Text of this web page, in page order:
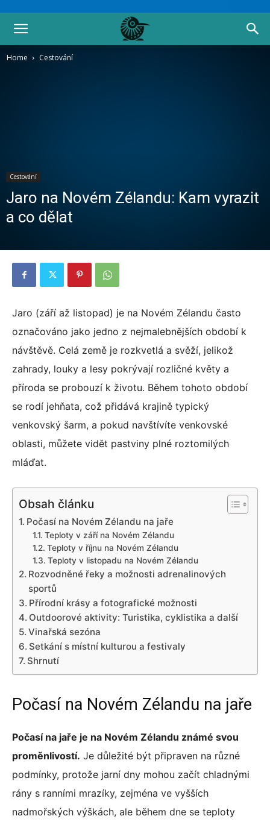
Home Cestování
Cestování
Jaro na Novém Zélandu: Kam vyrazit
a co dělat
Jaro (září až listopad) je na Novém Zélandu často
označováno jako jedno z nejmalebnějších období k
návštěvě. Celá země je rozkvetlá a svěží, jelikož
zahrady, louky a lesy pokrývají rozličné květy a
příroda se probouzí k životu. Během tohoto období
se rodí jehňata, což přidává krajině typický
venkovský šarm, a pokud navštívíte venkovské
oblasti, můžete vidět pastviny plné roztomilých
mláďat.
Obsah článku
Počasí na Novém Zélandu na jaře
Teploty v září na Novém Zélandu
Teploty v říjnu na Novém Zélandu
Teploty v listopadu na Novém Zélandu
Rozvodněné řeky a možnosti adrenalinových
sportů
Přírodní krásy a fotografické možnosti
Outdoorové aktivity: Turistika, cyklistika a další
Vinařská sezóna
Setkání s místní kulturou a festivaly
Shrnutí
Počasí na Novém Zélandu na jaře
Počasí na jaře je na Novém Zélandu známé svou
proměnlivostí. Je důležité být připraven na různé
podmínky, protože jarní dny mohou začít chladnými
rány s ranními mrazíky, zejména ve vyšších
nadmořských výškách, ale během dne se teploty